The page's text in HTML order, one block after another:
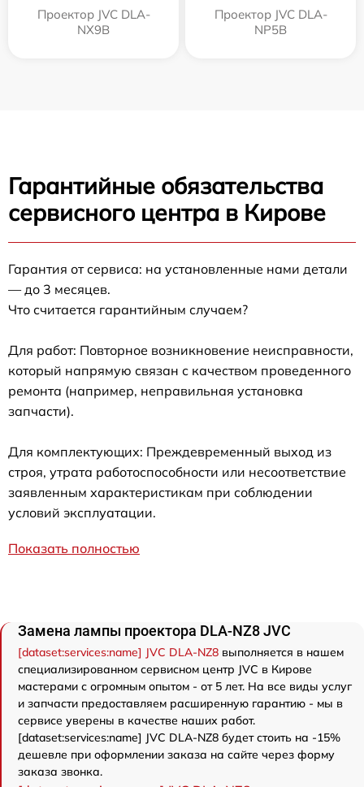
Проектор JVC DLA-
NX9B
Проектор JVC DLA-
NP5B
Гарантийные обязательства
сервисного центра в Кирове
Гарантия от сервиса: на установленные нами детали
— до 3 месяцев.
Что считается гарантийным случаем?
Для работ: Повторное возникновение неисправности,
который напрямую связан с качеством проведенного
ремонта (например, неправильная установка
запчасти).
Для комплектующих: Преждевременный выход из
строя, утрата работоспособности или несоответствие
заявленным характеристикам при соблюдении
условий эксплуатации.
Показать полностью
Замена лампы проектора DLA-NZ8 JVC
[dataset:services:name] JVC DLA-NZ8 выполняется в нашем
специализированном сервисном центр JVC в Кирове
мастерами с огромным опытом - от 5 лет. На все виды услуг
и запчасти предоставляем расширенную гарантию - мы в
сервисе уверены в качестве наших работ.
[dataset:services:name] JVC DLA-NZ8 будет стоить на -15%
дешевле при оформлении заказа на сайте через форму
заказа звонка.